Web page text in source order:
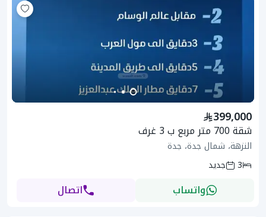
399,000
شقة 700 متر مربع ب 3 غرف
النزهة، شمال جدة، جدة
3
جديد
واتساب اتصال